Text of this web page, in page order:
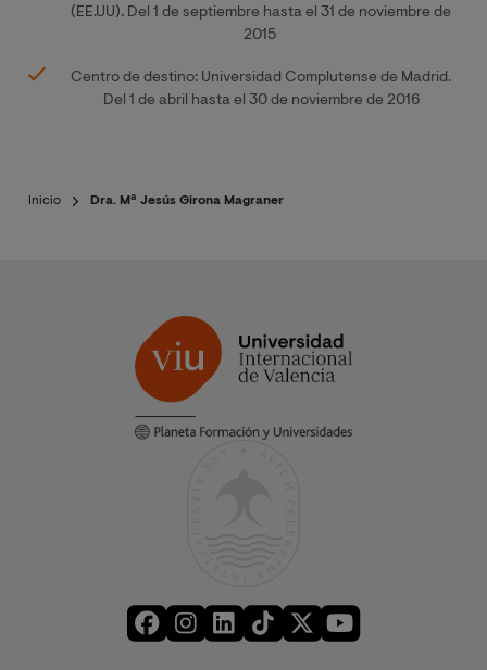
(EE.UU). Del 1 de septiembre hasta el 31 de noviembre de
2015
Centro de destino: Universidad Complutense de Madrid.
Del 1 de abril hasta el 30 de noviembre de 2016
Inicio Dra. Mª Jesús Girona Magraner